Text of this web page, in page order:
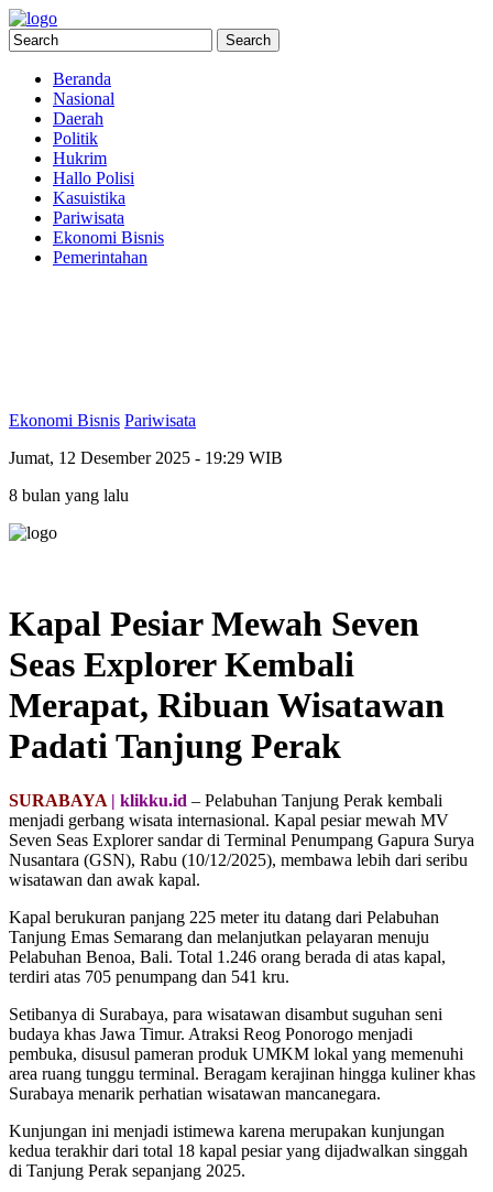
Beranda
Nasional
Daerah
Politik
Hukrim
Hallo Polisi
Kasuistika
Pariwisata
Ekonomi Bisnis
Pemerintahan
Ekonomi Bisnis Pariwisata
Jumat, 12 Desember 2025 - 19:29 WIB
8 bulan yang lalu
Kapal Pesiar Mewah Seven
Seas Explorer Kembali
Merapat, Ribuan Wisatawan
Padati Tanjung Perak
SURABAYA | klikku.id – Pelabuhan Tanjung Perak kembali
menjadi gerbang wisata internasional. Kapal pesiar mewah MV
Seven Seas Explorer sandar di Terminal Penumpang Gapura Surya
Nusantara (GSN), Rabu (10/12/2025), membawa lebih dari seribu
wisatawan dan awak kapal.
Kapal berukuran panjang 225 meter itu datang dari Pelabuhan
Tanjung Emas Semarang dan melanjutkan pelayaran menuju
Pelabuhan Benoa, Bali. Total 1.246 orang berada di atas kapal,
terdiri atas 705 penumpang dan 541 kru.
Setibanya di Surabaya, para wisatawan disambut suguhan seni
budaya khas Jawa Timur. Atraksi Reog Ponorogo menjadi
pembuka, disusul pameran produk UMKM lokal yang memenuhi
area ruang tunggu terminal. Beragam kerajinan hingga kuliner khas
Surabaya menarik perhatian wisatawan mancanegara.
Kunjungan ini menjadi istimewa karena merupakan kunjungan
kedua terakhir dari total 18 kapal pesiar yang dijadwalkan singgah
di Tanjung Perak sepanjang 2025.